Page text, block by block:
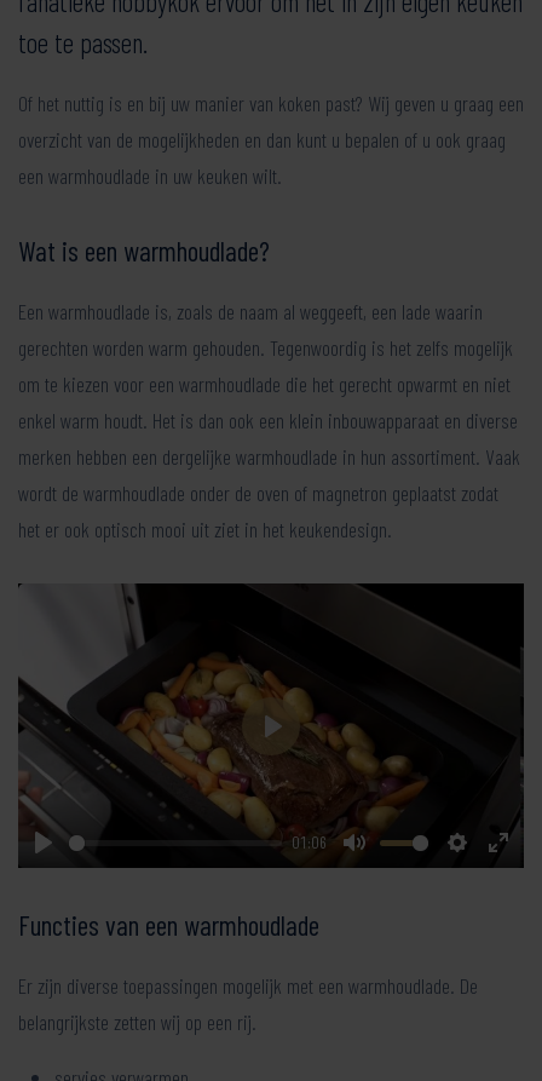
toe te passen.
Of het nuttig is en bij uw manier van koken past? Wij geven u graag een
overzicht van de mogelijkheden en dan kunt u bepalen of u ook graag
een warmhoudlade in uw keuken wilt.
Wat is een warmhoudlade?
Een warmhoudlade is, zoals de naam al weggeeft, een lade waarin
gerechten worden warm gehouden. Tegenwoordig is het zelfs mogelijk
om te kiezen voor een warmhoudlade die het gerecht opwarmt en niet
enkel warm houdt. Het is dan ook een klein inbouwapparaat en diverse
merken hebben een dergelijke warmhoudlade in hun assortiment. Vaak
wordt de warmhoudlade onder de oven of magnetron geplaatst zodat
het er ook optisch mooi uit ziet in het keukendesign.
Play
01:06
Mute Settings
Enter
Play
Functies van een warmhoudlade
Er zijn diverse toepassingen mogelijk met een warmhoudlade. De
belangrijkste zetten wij op een rij.